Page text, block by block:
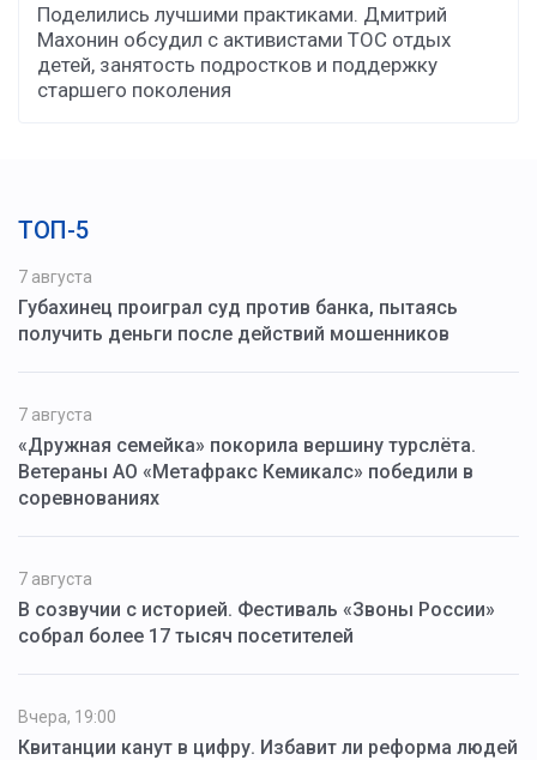
Поделились лучшими практиками. Дмитрий
Махонин обсудил с активистами ТОС отдых
детей, занятость подростков и поддержку
старшего поколения
ТОП-5
7 августа
Губахинец проиграл суд против банка, пытаясь
получить деньги после действий мошенников
7 августа
«Дружная семейка» покорила вершину турслёта.
Ветераны АО «Метафракс Кемикалс» победили в
соревнованиях
7 августа
В созвучии с историей. Фестиваль «Звоны России»
собрал более 17 тысяч посетителей
Вчера, 19:00
Квитанции канут в цифру. Избавит ли реформа людей